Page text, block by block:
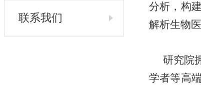
联系我们
分析，构
解析生物
研究院
学者等高